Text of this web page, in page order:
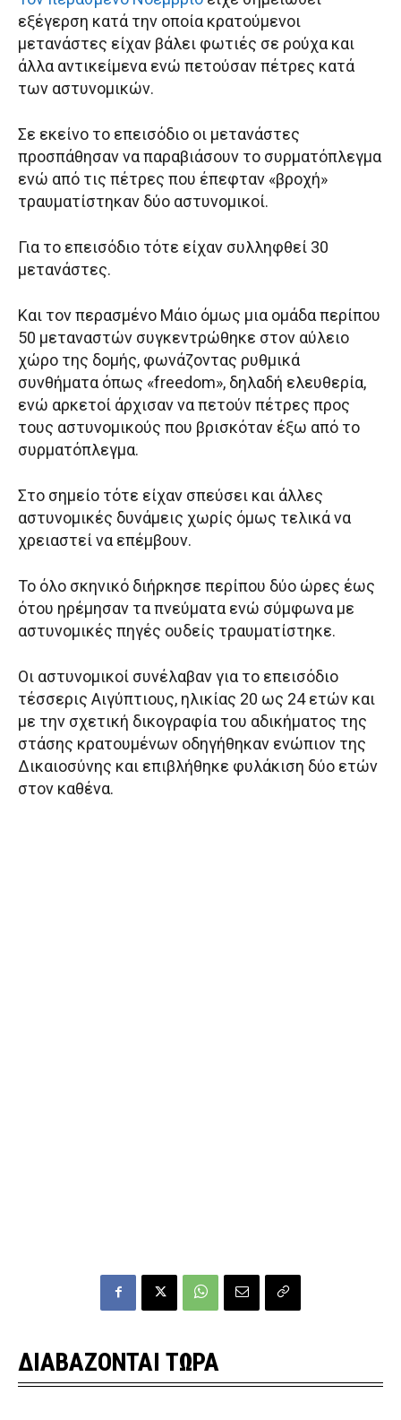
εξέγερση κατά την οποία κρατούμενοι
μετανάστες είχαν βάλει φωτιές σε ρούχα και
άλλα αντικείμενα ενώ πετούσαν πέτρες κατά
των αστυνομικών.
Σε εκείνο το επεισόδιο οι μετανάστες
προσπάθησαν να παραβιάσουν το συρματόπλεγμα
ενώ από τις πέτρες που έπεφταν «βροχή»
τραυματίστηκαν δύο αστυνομικοί.
Για το επεισόδιο τότε είχαν συλληφθεί 30
μετανάστες.
Και τον περασμένο Μάιο όμως μια ομάδα περίπου
50 μεταναστών συγκεντρώθηκε στον αύλειο
χώρο της δομής, φωνάζοντας ρυθμικά
συνθήματα όπως «freedom», δηλαδή ελευθερία,
ενώ αρκετοί άρχισαν να πετούν πέτρες προς
τους αστυνομικούς που βρισκόταν έξω από το
συρματόπλεγμα.
Στο σημείο τότε είχαν σπεύσει και άλλες
αστυνομικές δυνάμεις χωρίς όμως τελικά να
χρειαστεί να επέμβουν.
Το όλο σκηνικό διήρκησε περίπου δύο ώρες έως
ότου ηρέμησαν τα πνεύματα ενώ σύμφωνα με
αστυνομικές πηγές ουδείς τραυματίστηκε.
Οι αστυνομικοί συνέλαβαν για το επεισόδιο
τέσσερις Αιγύπτιους, ηλικίας 20 ως 24 ετών και
με την σχετική δικογραφία του αδικήματος της
στάσης κρατουμένων οδηγήθηκαν ενώπιον της
Δικαιοσύνης και επιβλήθηκε φυλάκιση δύο ετών
στον καθένα.
ΔΙΑΒΑΖΟΝΤΑΙ ΤΩΡΑ